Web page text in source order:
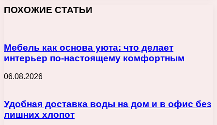
ПОХОЖИЕ СТАТЬИ
Мебель как основа уюта: что делает
интерьер по-настоящему комфортным
06.08.2026
Удобная доставка воды на дом и в офис без
лишних хлопот